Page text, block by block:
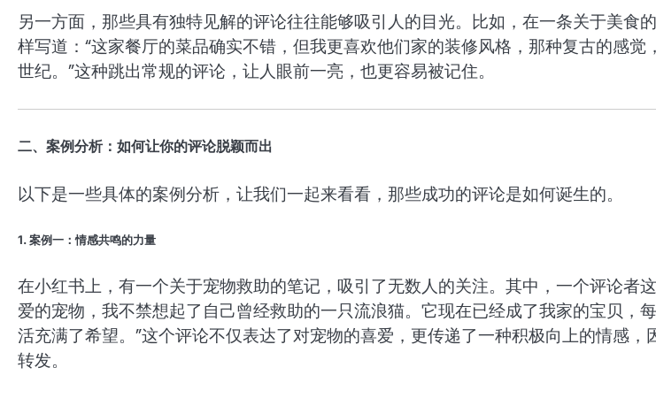
另一方面，那些具有独特见解的评论往往能够吸引人的目光。比如，在一条关于美食
样写道：“这家餐厅的菜品确实不错，但我更喜欢他们家的装修风格，那种复古的感觉
世纪。”这种跳出常规的评论，让人眼前一亮，也更容易被记住。
二、案例分析：如何让你的评论脱颖而出
以下是一些具体的案例分析，让我们一起来看看，那些成功的评论是如何诞生的。
1. 案例一：情感共鸣的力量
在小红书上，有一个关于宠物救助的笔记，吸引了无数人的关注。其中，一个评论者
爱的宠物，我不禁想起了自己曾经救助的一只流浪猫。它现在已经成了我家的宝贝，
活充满了希望。”这个评论不仅表达了对宠物的喜爱，更传递了一种积极向上的情感，
转发。